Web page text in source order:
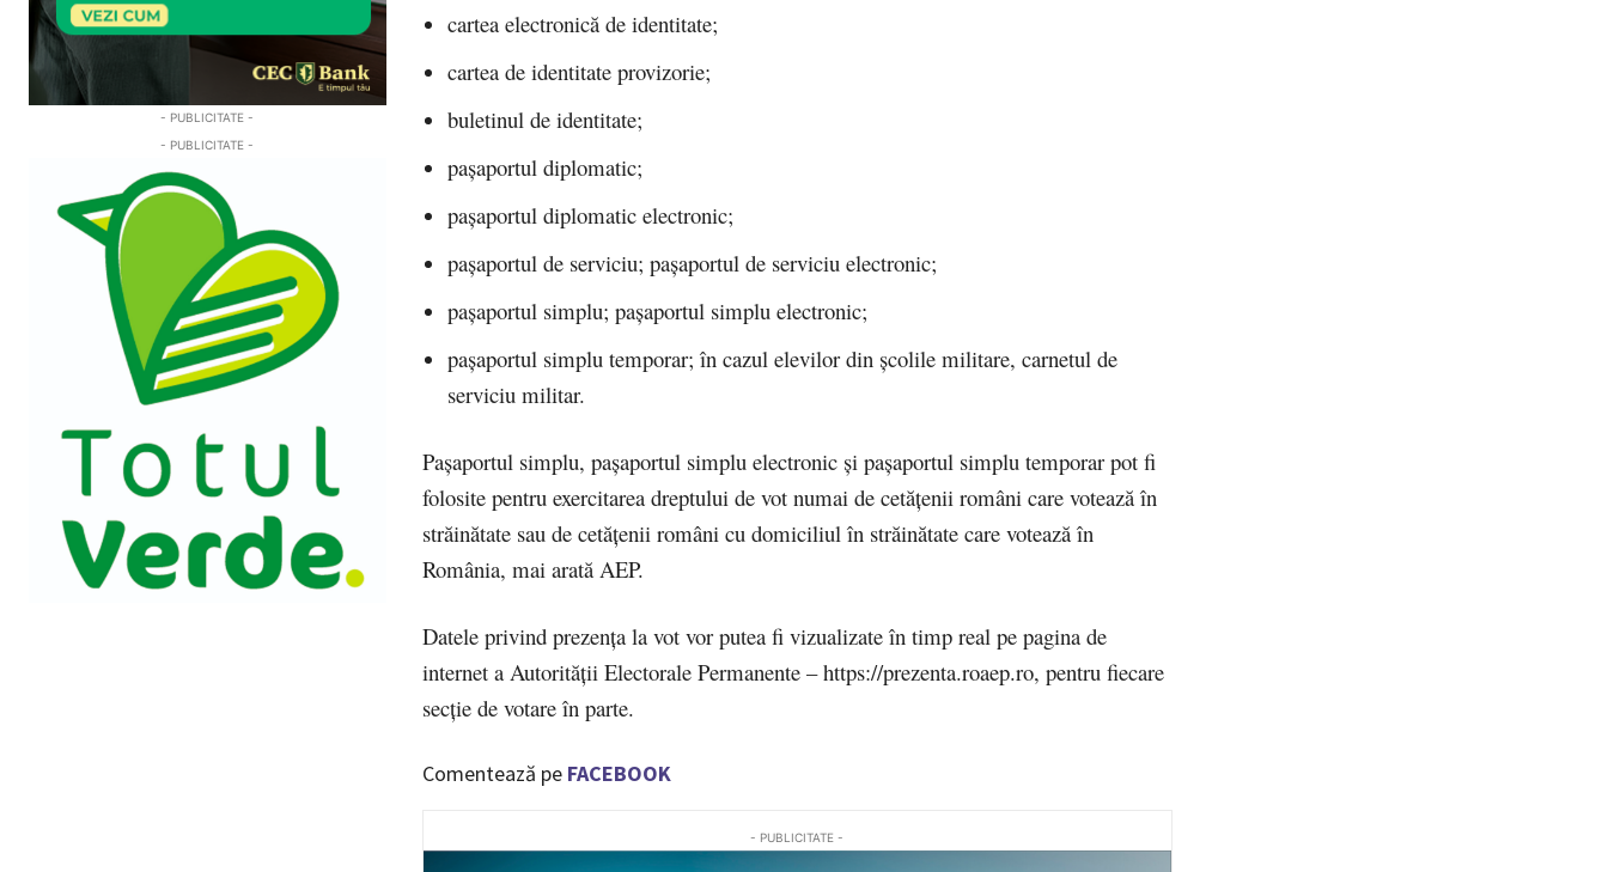
- PUBLICITATE -
- PUBLICITATE -
cartea electronică de identitate;
cartea de identitate provizorie;
buletinul de identitate;
paşaportul diplomatic;
paşaportul diplomatic electronic;
paşaportul de serviciu; paşaportul de serviciu electronic;
paşaportul simplu; paşaportul simplu electronic;
paşaportul simplu temporar; în cazul elevilor din şcolile militare, carnetul de
serviciu militar.
Paşaportul simplu, paşaportul simplu electronic şi paşaportul simplu temporar pot fi
folosite pentru exercitarea dreptului de vot numai de cetăţenii români care votează în
străinătate sau de cetăţenii români cu domiciliul în străinătate care votează în
România, mai arată AEP.
Datele privind prezenţa la vot vor putea fi vizualizate în timp real pe pagina de
internet a Autorităţii Electorale Permanente – https://prezenta.roaep.ro, pentru fiecare
secţie de votare în parte.
Comentează pe FACEBOOK
- PUBLICITATE -